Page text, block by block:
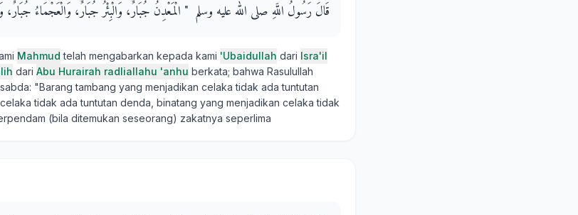
قَالَ رَسُولُ اللَّهِ صلى الله عليه وسلم ‏ "‏ الْمَعْدِنُ جُبَارٌ، وَالْبِئْرُ جُبَارٌ، وَالْعَجْمَاءُ جُبَارٌ،
Mahmud telah mengabarkan kepada kami 'Ubaidullah dari Isra'il
dari Abu Hurairah radliallahu 'anhu berkata; bahwa Rasulullah
"Barang tambang yang menjadikan celaka tidak ada tuntutan
tidak ada tuntutan denda, binatang yang menjadikan celaka tidak
(bila ditemukan seseorang) zakatnya seperlima